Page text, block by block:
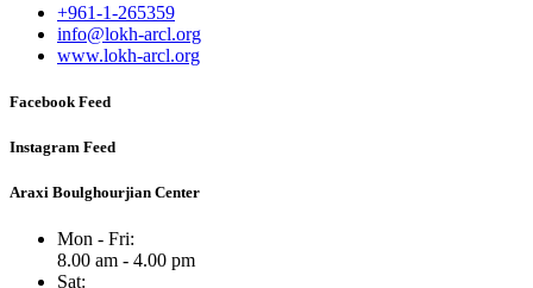
+961-1-265359
info@lokh-arcl.org
www.lokh-arcl.org
Facebook Feed
Instagram Feed
Araxi Boulghourjian Center
Mon - Fri:
8.00 am - 4.00 pm
Sat: